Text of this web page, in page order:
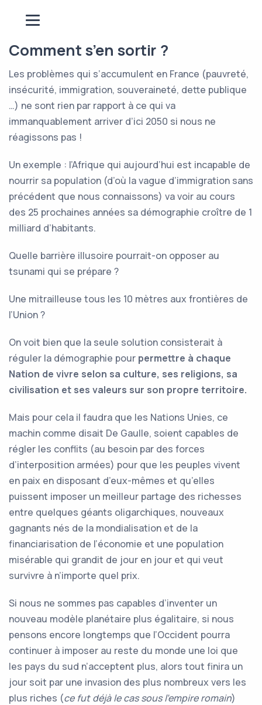
Comment s’en sortir ?
Les problèmes qui s’accumulent en France (pauvreté,
insécurité, immigration, souveraineté, dette publique
…) ne sont rien par rapport à ce qui va
immanquablement arriver d’ici 2050 si nous ne
réagissons pas !
Un exemple : l’Afrique qui aujourd’hui est incapable de
nourrir sa population (d’où la vague d’immigration sans
précédent que nous connaissons) va voir au cours
des 25 prochaines années sa démographie croître de 1
milliard d’habitants.
Quelle barrière illusoire pourrait-on opposer au
tsunami qui se prépare ?
Une mitrailleuse tous les 10 mètres aux frontières de
l’Union ?
On voit bien que la seule solution consisterait à
réguler la démographie pour permettre à chaque
Nation de vivre selon sa culture, ses religions, sa
civilisation et ses valeurs sur son propre territoire.
Mais pour cela il faudra que les Nations Unies, ce
machin comme disait De Gaulle, soient capables de
régler les conflits (au besoin par des forces
d’interposition armées) pour que les peuples vivent
en paix en disposant d’eux-mêmes et qu’elles
puissent imposer un meilleur partage des richesses
entre quelques géants oligarchiques, nouveaux
gagnants nés de la mondialisation et de la
financiarisation de l’économie et une population
misérable qui grandit de jour en jour et qui veut
survivre à n’importe quel prix.
Si nous ne sommes pas capables d’inventer un
nouveau modèle planétaire plus égalitaire, si nous
pensons encore longtemps que l’Occident pourra
continuer à imposer au reste du monde une loi que
les pays du sud n’acceptent plus, alors tout finira un
jour soit par une invasion des plus nombreux vers les
plus riches (ce fut déjà le cas sous l’empire romain)